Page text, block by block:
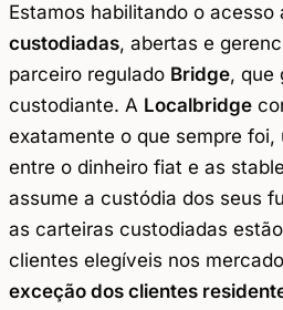
Estamos habilitando o acesso
custodiadas, abertas e
parceiro regulado Bridge, que
custodiante. A Localbridge
exatamente o que sempre
entre o dinheiro fiat e as
assume a custódia dos seus
as carteiras custodiadas
clientes elegíveis nos
exceção dos clientes